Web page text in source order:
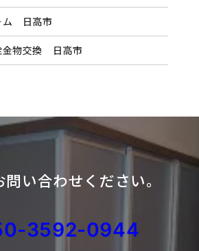
ム 日高市
金物交換 日高市
い合わせください。
3592-0944